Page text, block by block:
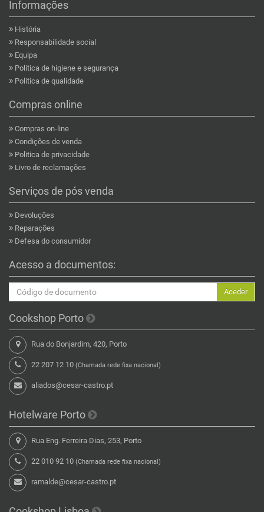
Informações
História
Responsabilidade social
Equipa
Politica de higiene e segurança
Politica de qualidade
Compras online
Compras on-line
Condições de venda
Politica de privacidade
Livro de reclamações
Serviços de pós venda
Devoluções
Reparações
Defesa do consumidor
Acesso a documentos:
Aceder
Cookshop Porto
Rua do Bonjardim, 420, Porto
22 207 12 10 (Chamada rede fixa nacional)
aliados@cesar-castro.pt
Hotelware Porto
Rua Eng. Ferreira Dias, 253, Porto
22 010 92 10 (Chamada rede fixa nacional)
ramalde@cesar-castro.pt